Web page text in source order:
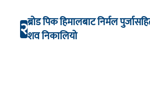
२ब्रोड पिक हिमालबाट निर्मल
शव निकालियो